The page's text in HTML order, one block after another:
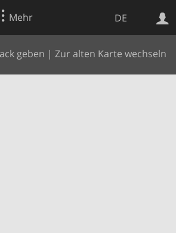
DE
Mehr
geben | Zur alten Karte wechseln
Websuche